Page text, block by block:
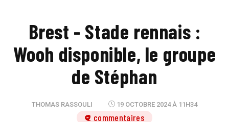
Brest - Stade rennais :
Wooh disponible, le groupe
de Stéphan
THOMAS RASSOULI 19 OCTOBRE 2024 À 11H34
2 commentaires